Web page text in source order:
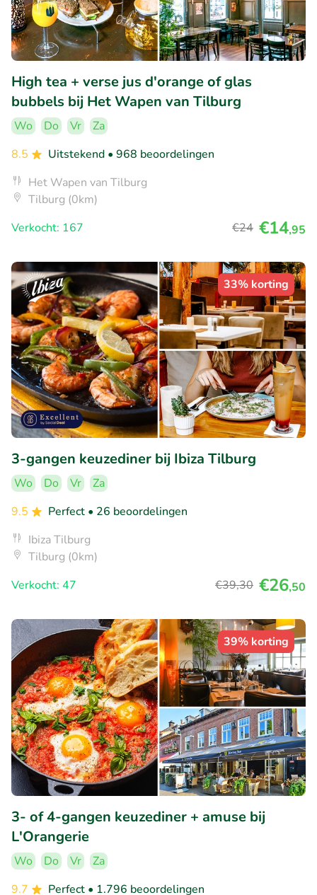
High tea + verse jus d'orange of glas
bubbels bij Het Wapen van Tilburg
Wo Do Vr
Za
8.5
Uitstekend • 968 beoordelingen
Het Wapen van Tilburg
Tilburg (0km)
Verkocht: 167
€24 €14,95
33% korting
3-gangen keuzediner bij Ibiza Tilburg
Wo Do Vr
Za
9.5
Perfect • 26 beoordelingen
Ibiza Tilburg
Tilburg (0km)
Verkocht: 47
€39,30 €26,50
39% korting
3- of 4-gangen keuzediner + amuse bij
L'Orangerie
Wo Do Vr
Za
9.7
Perfect • 1.796 beoordelingen